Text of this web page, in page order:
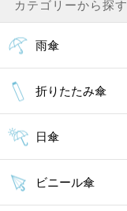
カテゴリーから探す
雨傘
折りたたみ傘
日傘
ビニール傘